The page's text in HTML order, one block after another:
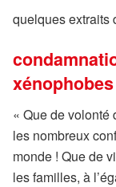
quelques extraits
« Que de volonté
les nombreux
monde ! Que de
les familles, à